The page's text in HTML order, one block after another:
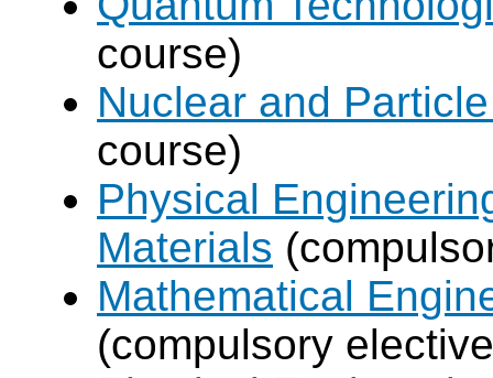
course)
Nuclear and
course)
Physical
Materials
Mathematical
(compulsory